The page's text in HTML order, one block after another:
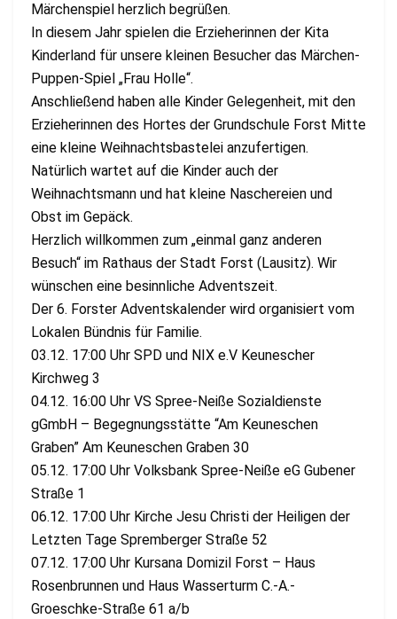
Märchenspiel herzlich begrüßen.
In diesem Jahr spielen die Erzieherinnen der Kita
Kinderland für unsere kleinen Besucher das Märchen-
Puppen-Spiel „Frau Holle“.
Anschließend haben alle Kinder Gelegenheit, mit den
Erzieherinnen des Hortes der Grundschule Forst Mitte
eine kleine Weihnachtsbastelei anzufertigen.
Natürlich wartet auf die Kinder auch der
Weihnachtsmann und hat kleine Naschereien und
Obst im Gepäck.
Herzlich willkommen zum „einmal ganz anderen
Besuch“ im Rathaus der Stadt Forst (Lausitz). Wir
wünschen eine besinnliche Adventszeit.
Der 6. Forster Adventskalender wird organisiert vom
Lokalen Bündnis für Familie.
03.12. 17:00 Uhr SPD und NIX e.V Keunescher
Kirchweg 3
04.12. 16:00 Uhr VS Spree-Neiße Sozialdienste
gGmbH – Begegnungsstätte “Am Keuneschen
Graben” Am Keuneschen Graben 30
05.12. 17:00 Uhr Volksbank Spree-Neiße eG Gubener
Straße 1
06.12. 17:00 Uhr Kirche Jesu Christi der Heiligen der
Letzten Tage Spremberger Straße 52
07.12. 17:00 Uhr Kursana Domizil Forst – Haus
Rosenbrunnen und Haus Wasserturm C.-A.-
Groeschke-Straße 61 a/b